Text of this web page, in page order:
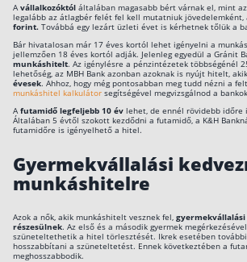
Avállalkozóktól általában magasabb bért várnak el, mint
legalább az átlagbér felét fel kell mutatniuk jövedelemként,
forint. Továbbá egy lezárt üzleti évet is kérhetnek tőlük a
Bár hivatalosan már 17 éves kortól lehet igényelni a
jellemzően 18 éves kortól adják. Jelenleg egyedül a Gránit
munkáshitelt. Az igénylésre a pénzintézetek többségénél
lehetőség, az MBH Bank azonban azoknak is nyújt hitelt, akik
évesek. Ahhoz, hogy még pontosabban meg tudd nézni a
munkáshitel kalkulátor segítségével megvizsgálnod a
Afutamidő legfeljebb 10 év lehet, de ennél rövidebb
Általában 5 évtől szokott kezdődni a futamidő, a K&H
futamidőre is igényelhető a hitel.
Gyermekvállalási
munkáshitelre
Azok a nők, akik munkáshitelt vesznek fel,
részesülnek. Az első és a második gyermek
szüneteltethetik a hitel törlesztését. Ikrek esetében
hosszabbítani a szüneteltetést. Ennek következtében a
meghosszabbodik.